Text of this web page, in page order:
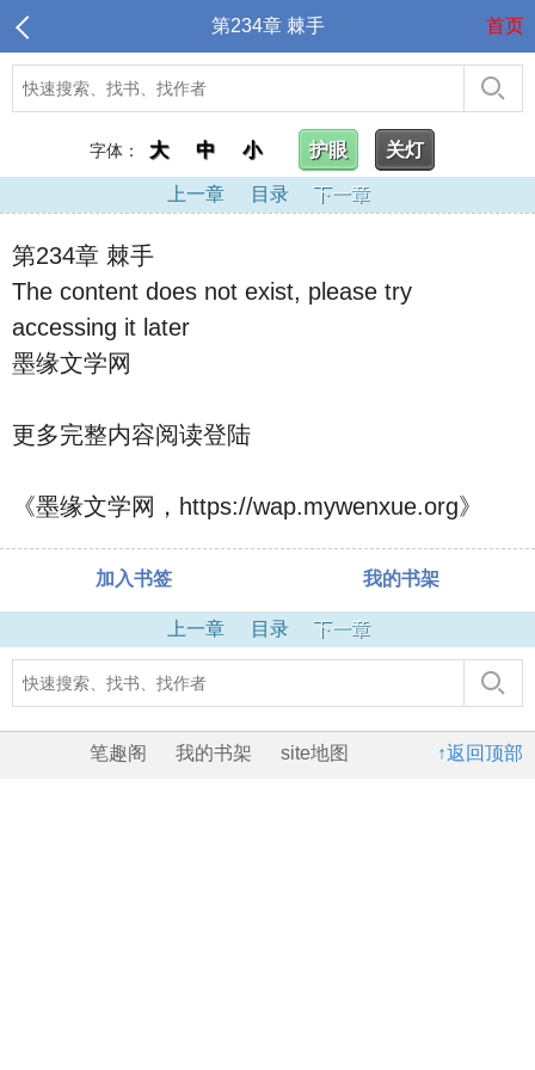
第234章 棘手 首页
字体： 大 中 小 护眼 关灯
上一章 目录 下一章
第234章 棘手
The content does not exist, please try
accessing it later
墨缘文学网
更多完整内容阅读登陆
《墨缘文学网，https://wap.mywenxue.org》
加入书签 我的书架
上一章 目录 下一章
↑返回顶部
笔趣阁 我的书架 site地图